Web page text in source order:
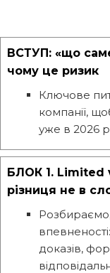
ВСТУП: «що
чому це ризик
Ключове
компанії,
уже в 2026
БЛОК 1. Limited
різниця не в
Розбираємо,
доказів,